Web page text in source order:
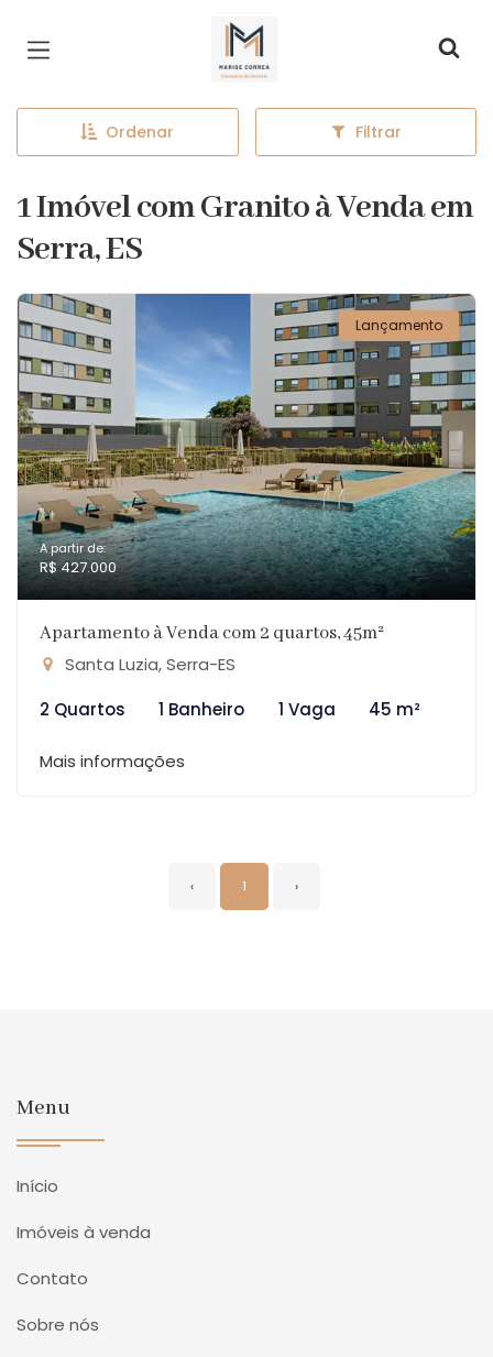
Página inicial
Ordenar Filtrar
1 Imóvel com Granito à Venda em
Serra, ES
Lançamento
A partir de:
R$ 427.000
Apartamento à Venda com 2 quartos, 45m²
Santa Luzia, Serra-ES
2 Quartos
1 Banheiro 1 Vaga 45 m²
Mais informações
‹ 1 ›
Menu
Início
Imóveis à venda
Contato
Sobre nós